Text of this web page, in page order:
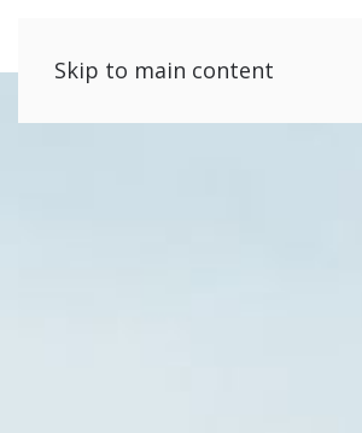
Skip to main content